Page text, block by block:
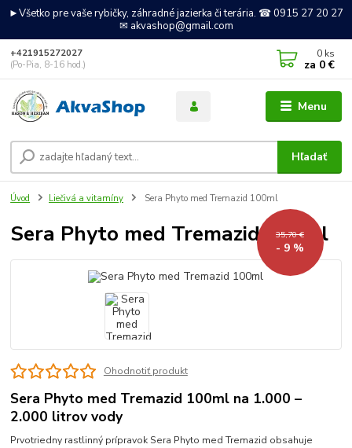
►Všetko pre vaše rybičky, záhradné jazierka či terária. ☎ 0915 27 20 27
✉ akvashop@gmail.com
Menu
Hľadať
+421915272027
(Po-Pia, 8-16 hod.)
0 ks
za 0 €
Úvod Liečivá a vitamíny Sera Phyto med Tremazid 100ml
Sera Phyto med Tremazid 100ml
35,70 €
- 9 %
Ohodnotiť produkt
Sera Phyto med Tremazid 100ml na 1.000 –
2.000 litrov vody
Prvotriedny rastlinný prípravok Sera Phyto med Tremazid obsahuje